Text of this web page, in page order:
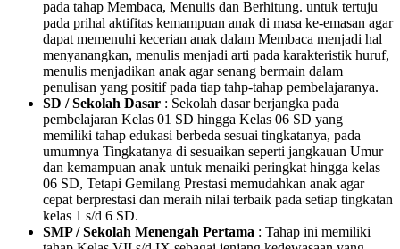
pada tahap Membaca, Menulis dan Berhitung. untuk tertuju
pada prihal aktifitas kemampuan anak di masa ke-emasan agar
dapat memenuhi kecerian anak dalam Membaca menjadi hal
menyanangkan, menulis menjadi arti pada karakteristik huruf,
menulis menjadikan anak agar senang bermain dalam
penulisan yang positif pada tiap tahp-tahap pembelajaranya.
SD / Sekolah Dasar : Sekolah dasar berjangka pada
pembelajaran Kelas 01 SD hingga Kelas 06 SD yang
memiliki tahap edukasi berbeda sesuai tingkatanya, pada
umumnya Tingkatanya di sesuaikan seperti jangkauan Umur
dan kemampuan anak untuk menaiki peringkat hingga kelas
06 SD, Tetapi Gemilang Prestasi memudahkan anak agar
cepat berprestasi dan meraih nilai terbaik pada setiap tingkatan
kelas 1 s/d 6 SD.
SMP / Sekolah Menengah Pertama : Tahap ini memiliki